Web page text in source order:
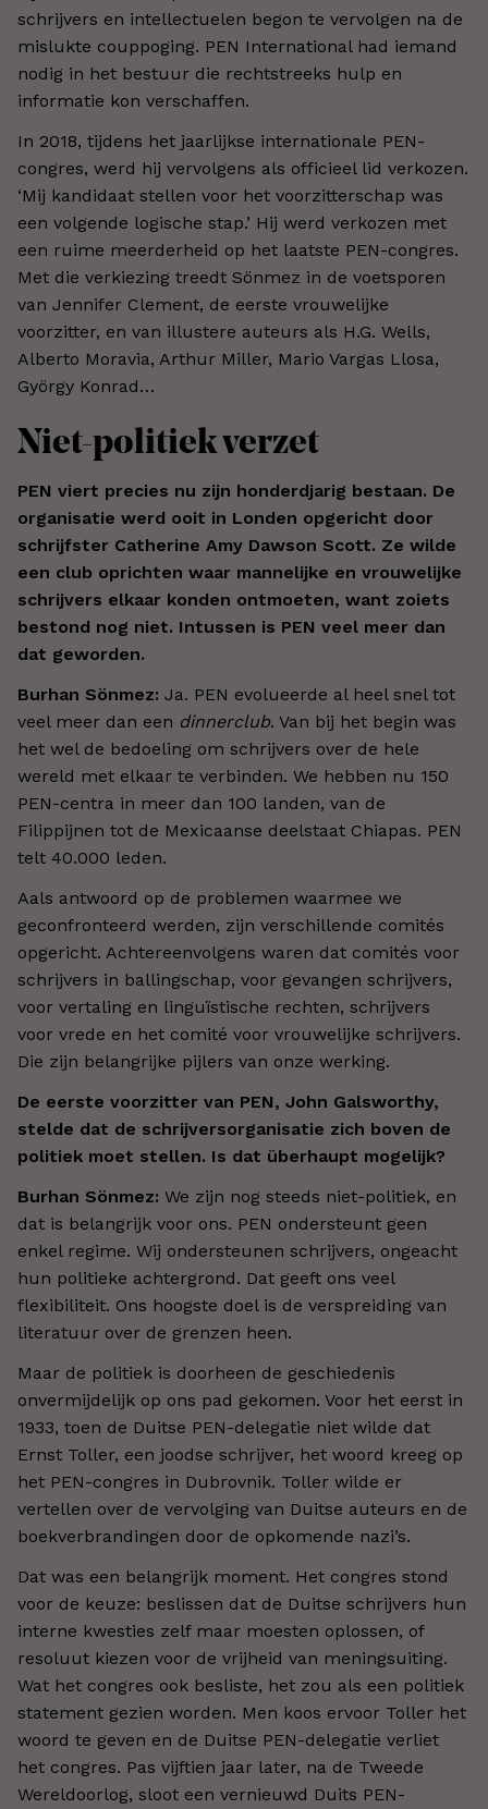
schrijvers en intellectuelen begon te vervolgen na de
mislukte couppoging. PEN International had iemand
nodig in het bestuur die rechtstreeks hulp en
informatie kon verschaffen.
In 2018, tijdens het jaarlijkse internationale PEN-
congres, werd hij vervolgens als officieel lid verkozen.
‘Mij kandidaat stellen voor het voorzitterschap was
een volgende logische stap.’ Hij werd verkozen met
een ruime meerderheid op het laatste PEN-congres.
Met die verkiezing treedt Sönmez in de voetsporen
van Jennifer Clement, de eerste vrouwelijke
voorzitter, en van illustere auteurs als H.G. Wells,
Alberto Moravia, Arthur Miller, Mario Vargas Llosa,
György Konrad…
Niet-politiek verzet
PEN viert precies nu zijn honderdjarig bestaan. De
organisatie werd ooit in Londen opgericht door
schrijfster Catherine Amy Dawson Scott. Ze wilde
een club oprichten waar mannelijke en vrouwelijke
schrijvers elkaar konden ontmoeten, want zoiets
bestond nog niet. Intussen is PEN veel meer dan
dat geworden.
Burhan Sönmez: Ja. PEN evolueerde al heel snel tot
veel meer dan een dinnerclub. Van bij het begin was
het wel de bedoeling om schrijvers over de hele
wereld met elkaar te verbinden. We hebben nu 150
PEN-centra in meer dan 100 landen, van de
Filippijnen tot de Mexicaanse deelstaat Chiapas. PEN
telt 40.000 leden.
Aals antwoord op de problemen waarmee we
geconfronteerd werden, zijn verschillende comités
opgericht. Achtereenvolgens waren dat comités voor
schrijvers in ballingschap, voor gevangen schrijvers,
voor vertaling en linguïstische rechten, schrijvers
voor vrede en het comité voor vrouwelijke schrijvers.
Die zijn belangrijke pijlers van onze werking.
De eerste voorzitter van PEN, John Galsworthy,
stelde dat de schrijversorganisatie zich boven de
politiek moet stellen. Is dat überhaupt mogelijk?
Burhan Sönmez: We zijn nog steeds niet-politiek, en
dat is belangrijk voor ons. PEN ondersteunt geen
enkel regime. Wij ondersteunen schrijvers, ongeacht
hun politieke achtergrond. Dat geeft ons veel
flexibiliteit. Ons hoogste doel is de verspreiding van
literatuur over de grenzen heen.
Maar de politiek is doorheen de geschiedenis
onvermijdelijk op ons pad gekomen. Voor het eerst in
1933, toen de Duitse PEN-delegatie niet wilde dat
Ernst Toller, een joodse schrijver, het woord kreeg op
het PEN-congres in Dubrovnik. Toller wilde er
vertellen over de vervolging van Duitse auteurs en de
boekverbrandingen door de opkomende nazi’s.
Dat was een belangrijk moment. Het congres stond
voor de keuze: beslissen dat de Duitse schrijvers hun
interne kwesties zelf maar moesten oplossen, of
resoluut kiezen voor de vrijheid van meningsuiting.
Wat het congres ook besliste, het zou als een politiek
statement gezien worden. Men koos ervoor Toller het
woord te geven en de Duitse PEN-delegatie verliet
het congres. Pas vijftien jaar later, na de Tweede
Wereldoorlog, sloot een vernieuwd Duits PEN-